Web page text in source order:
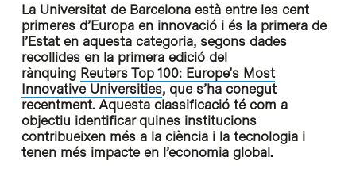
La Universitat de Barcelona està entre les cent
primeres d’Europa en innovació i és la primera de
l’Estat en aquesta categoria, segons dades
recollides en la primera edició del
rànquing Reuters Top 100: Europe’s Most
Innovative Universities, que s’ha conegut
recentment. Aquesta classificació té com a
objectiu identificar quines institucions
contribueixen més a la ciència i la tecnologia i
tenen més impacte en l’economia global.